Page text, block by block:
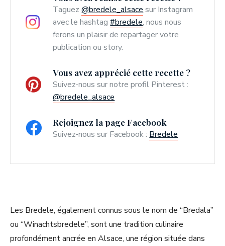
Taguez@bredele_alsace sur Instagram
avec le hashtag#bredele, nous nous
ferons un plaisir de repartager votre
publication ou story.
Vous avez apprécié cette recette ?
Suivez-nous sur notre profil Pinterest :
@bredele_alsace
Rejoignez la page Facebook
Suivez-nous sur Facebook : Bredele
Les Bredele, également connus sous le nom de “Bredala”
ou “Winachtsbredele”, sont une tradition culinaire
profondément ancrée en Alsace, une région située dans